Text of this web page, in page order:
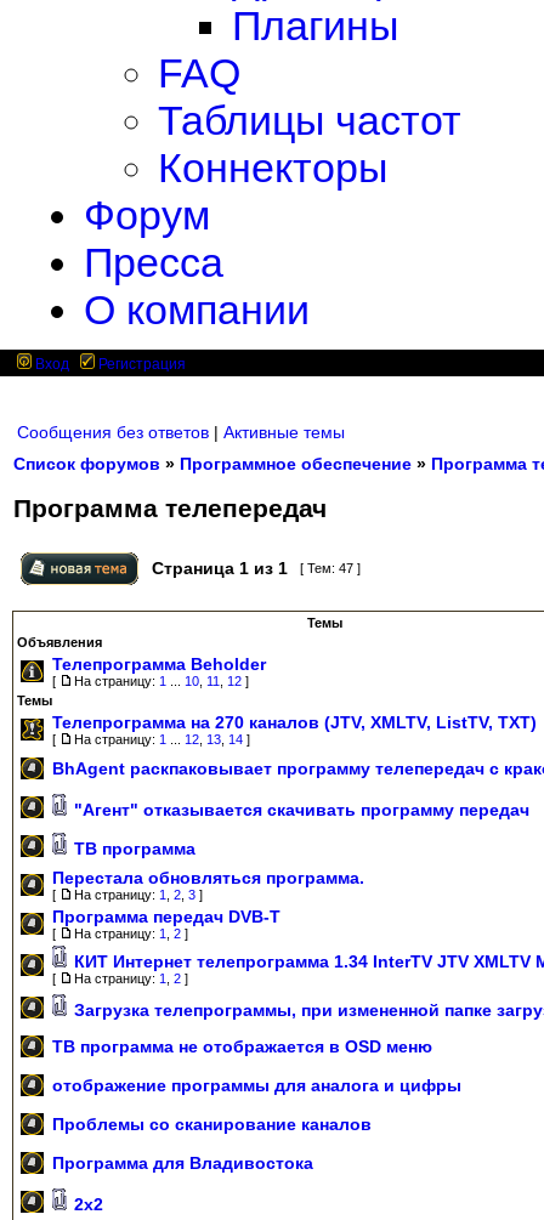
Плагины
FAQ
Таблицы частот
Коннекторы
Форум
Пресса
О компании
Вход Регистрация
Сообщения без ответов | Активные темы
Список форумов » Программное обеспечение » Программа
Программа телепередач
Страница 1 из 1 [ Тем: 47 ]
Темы
Объявления
Телепрограмма Beholder
[ На страницу: 1 10 11 12 ]
Темы
Телепрограмма на 270 каналов (JTV, XMLTV, ListTV, TXT)
[ На страницу: 1 12 13 14 ]
BhAgent раскпаковывает программу телепередач с
"Агент" отказывается скачивать программу передач
ТВ программа
Перестала обновляться программа.
[ На страницу: 1 2 3 ]
Программа передач DVB-T
[ На страницу: 1 2 ]
КИТ Интернет телепрограмма 1.34 InterTV JTV XMLTV
[ На страницу: 1 2 ]
Загрузка телепрограммы, при измененной папке
ТВ программа не отображается в OSD меню
отображение программы для аналога и цифры
Проблемы со сканирование каналов
Программа для Владивостока
2х2